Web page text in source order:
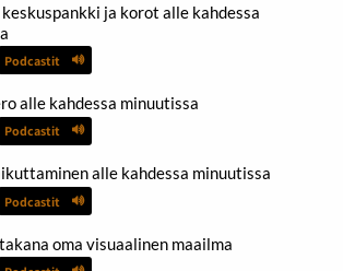
keskuspankki ja korot alle kahdessa
Podcastit
alle kahdessa minuutissa
Podcastit
alle kahdessa minuutissa
Podcastit
oma visuaalinen maailma